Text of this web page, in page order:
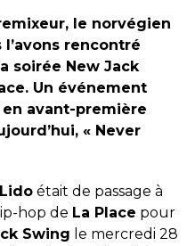
le norvégien
rencontré
soirée New Jack
Un événement
avant-première
« Never
Lidoétait de passage à
hop de La Place pour
Swing le mercredi 28